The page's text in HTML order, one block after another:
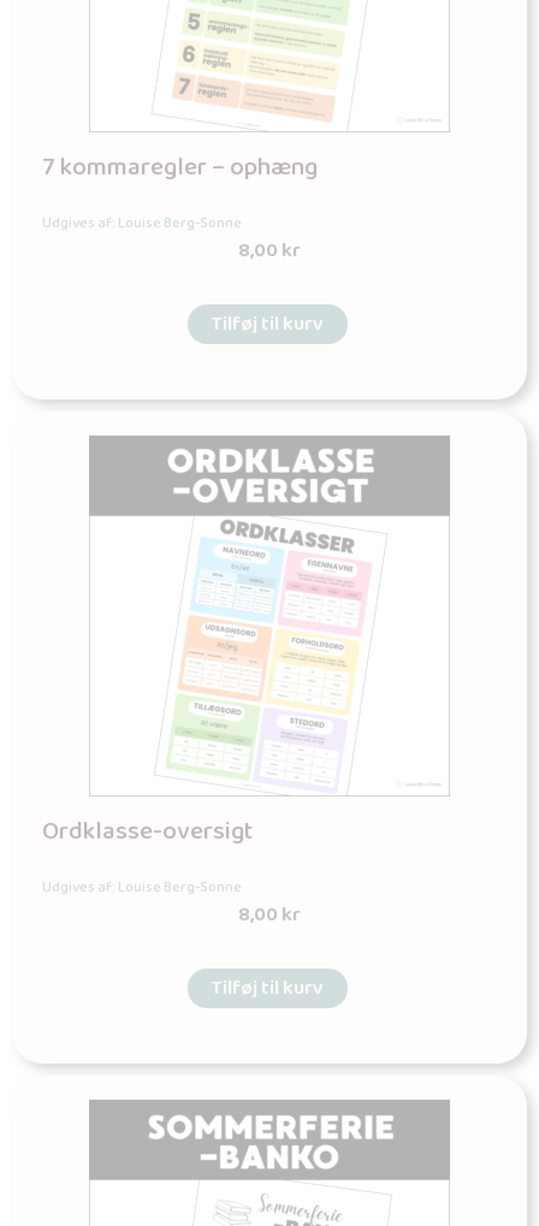
7 kommaregler – ophæng
Udgives af: Louise Berg-Sonne
8,00kr
Tilføj til kurv
Ordklasse-oversigt
Udgives af: Louise Berg-Sonne
8,00kr
Tilføj til kurv